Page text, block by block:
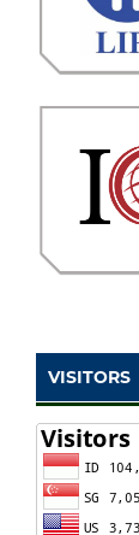
VISITORS